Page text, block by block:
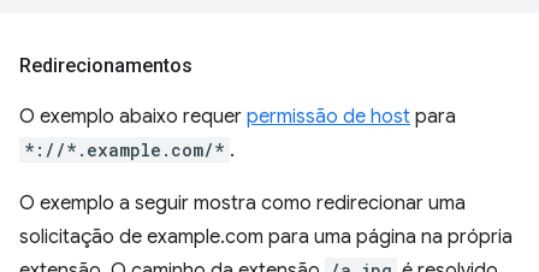
Redirecionamentos
O exemplo abaixo requer permissão de host para
*://*.example.com/* .
O exemplo a seguir mostra como redirecionar uma
solicitação de example.com para uma página na própria